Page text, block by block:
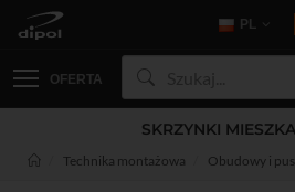
PL
OFERTA
SKRZYNKI
Technika montażowa Obudowy i